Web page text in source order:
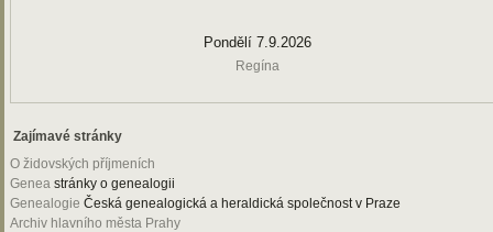
Pondělí 7.9.2026
Regína
Zajímavé stránky
O židovských příjmeních
Genea stránky o genealogii
Genealogie Česká genealogická a heraldická společnost v Praze
Archiv hlavního města Prahy